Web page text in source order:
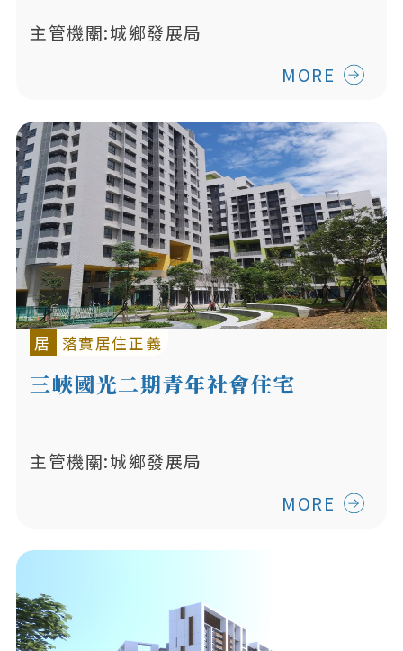
主管機關:城鄉發展局
MORE
居 落實居住正義
三峽國光二期青年社會住宅
主管機關:城鄉發展局
MORE